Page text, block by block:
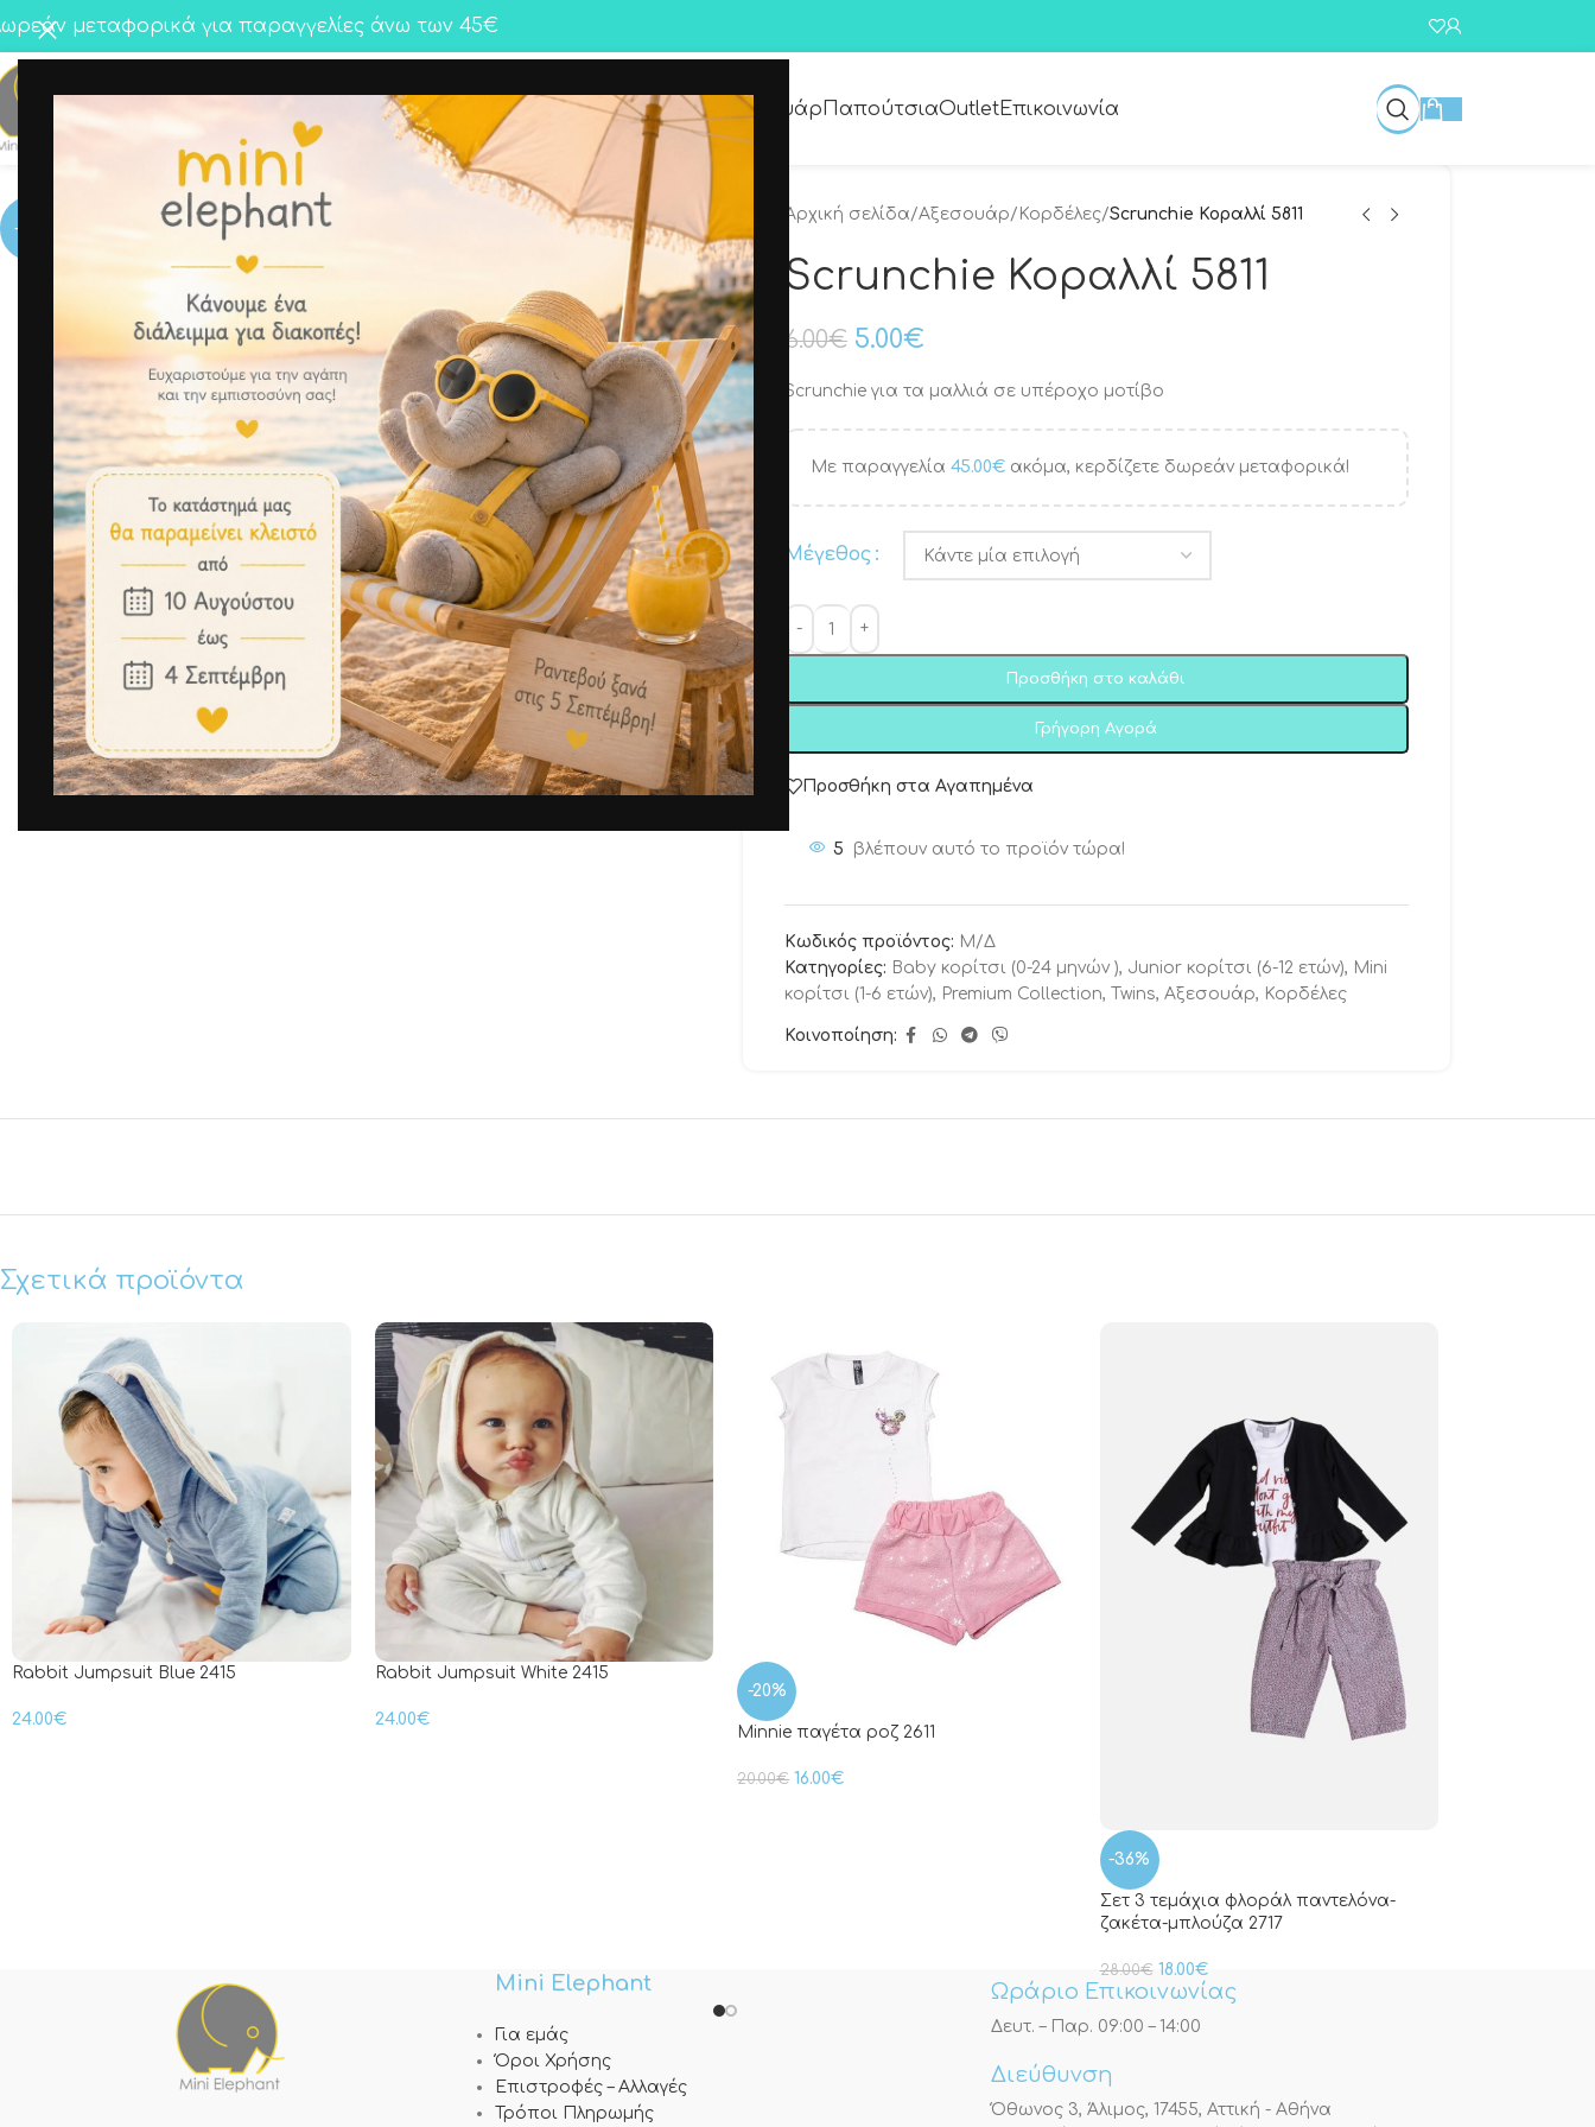
μεταφορικά για παραγγελίες άνω των 45€
ΚορίτσιΑγόρι Twins Premium Collection Αξεσουάρ ΠαπούτσιαOutletΕπικοινωνία
-17%
Μεγέθυνση
Αρχική σελίδα/Αξεσουάρ/ Κορδέλες/Scrunchie Κοραλλί 5811
Scrunchie Κοραλλί 5811
6.00€ 5.00€
Scrunchie για τα μαλλιά σε υπέροχο μοτίβο
Με παραγγελία 45.00€ακόμα, κερδίζετε δωρεάν μεταφορικά!
Μέγεθος
Προσθήκη στο καλάθι
Γρήγορη Αγορά
Προσθήκη στα Αγαπημένα
5 βλέπουν αυτό το προϊόν τώρα!
Κωδικός προϊόντος: Μ/Δ
Κατηγορίες: Baby κορίτσι (0-24 μηνών ), Junior κορίτσι (6-12 ετών), Mini
κορίτσι (1-6 ετών), Premium Collection, Twins, Αξεσουάρ, Κορδέλες
Κοινοποίηση:
Σχετικά προϊόντα
Rabbit Jumpsuit Blue 2415
24.00€
Rabbit Jumpsuit White 2415
24.00€
-20%
Minnie παγέτα ροζ 2611
20.00€ 16.00€
-36%
Σετ 3 τεμάχια φλοράλ παντελόνα-
ζακέτα-μπλούζα 2717
28.00€ 18.00€
Mini Elephant
Για εμάς
Όροι Χρήσης
Επιστροφές – Αλλαγές
Τρόποι Πληρωμής
Ωράριο Επικοινωνίας
Δευτ. – Παρ. 09:00 – 14:00
Διεύθυνση
Όθωνος 3, Άλιμος, 17455, Αττική - Αθήνα